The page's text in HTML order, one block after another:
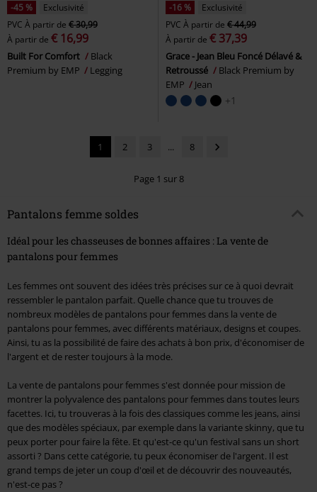
-45 %
Exclusivité
PVC À partir de € 30,99
À partir de € 16,99
Built For Comfort
Black
Premium by EMP
Legging
-16 %
Exclusivité
PVC À partir de € 44,99
À partir de € 37,39
Grace - Jean Bleu Foncé Délavé &
Retroussé
Black Premium by
EMP
Jean
+1
1 2 3 ... 8
Page 1 sur 8
Pantalons femme soldes
Idéal pour les chasseuses de bonnes affaires : La vente de
pantalons pour femmes
Les femmes ont souvent des idées très précises sur ce à quoi devrait
ressembler le pantalon parfait. Quelle chance que tu trouves de
nombreux modèles de pantalons pour femmes dans la vente de
pantalons pour femmes, avec différents matériaux, designs et coupes.
Ainsi, tu as la possibilité de faire des achats à bon prix, d'économiser de
l'argent et de rester toujours à la mode.
La vente de pantalons pour femmes s'est donnée pour mission de
montrer la polyvalence des pantalons pour femmes dans toutes leurs
facettes. Ici, tu trouveras à la fois des classiques comme les jeans, ainsi
que des modèles spéciaux, par exemple dans la variante skinny, que tu
peux porter pour faire la fête. Et qu'est-ce qu'un festival sans un short
assorti ? Dans cette catégorie, tu peux économiser de l'argent. Il est
grand temps de jeter un coup d'œil et de découvrir des nouveautés,
n'est-ce pas ?